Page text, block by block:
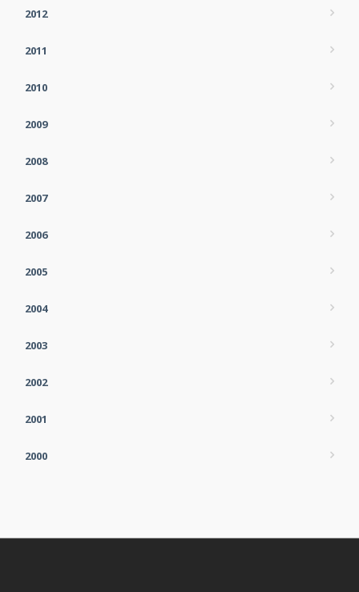
2012
2011
2010
2009
2008
2007
2006
2005
2004
2003
2002
2001
2000